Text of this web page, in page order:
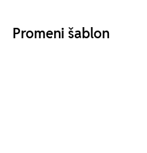
Promeni šablon